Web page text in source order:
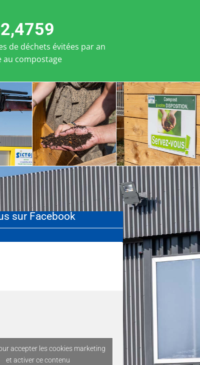
de déchets évitées par an
au compostage
sur Facebook
accepter les cookies marketing
et activer ce contenu